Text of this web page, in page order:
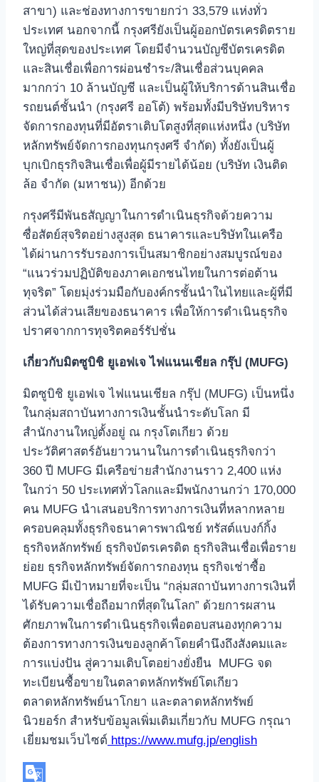
สาขา) และช่องทางการขายกว่า 33,579 แห่งทั่ว
ประเทศ นอกจากนี้ กรุงศรียังเป็นผู้ออกบัตรเครดิตราย
ใหญ่ที่สุดของประเทศ โดยมีจำนวนบัญชีบัตรเครดิต
และสินเชื่อเพื่อการผ่อนชำระ/สินเชื่อส่วนบุคคล
มากกว่า 10 ล้านบัญชี และเป็นผู้ให้บริการด้านสินเชื่อ
รถยนต์ชั้นนำ (กรุงศรี ออโต้) พร้อมทั้งมีบริษัทบริหาร
จัดการกองทุนที่มีอัตราเติบโตสูงที่สุดแห่งหนึ่ง (บริษัท
หลักทรัพย์จัดการกองทุนกรุงศรี จำกัด) ทั้งยังเป็นผู้
บุกเบิกธุรกิจสินเชื่อเพื่อผู้มีรายได้น้อย (บริษัท เงินติด
ล้อ จำกัด (มหาชน)) อีกด้วย
กรุงศรีมีพันธสัญญาในการดำเนินธุรกิจด้วยความ
ซื่อสัตย์สุจริตอย่างสูงสุด ธนาคารและบริษัทในเครือ
ได้ผ่านการรับรองการเป็นสมาชิกอย่างสมบูรณ์ของ
“แนวร่วมปฏิบัติของภาคเอกชนไทยในการต่อต้าน
ทุจริต” โดยมุ่งร่วมมือกับองค์กรชั้นนำในไทยและผู้ที่มี
ส่วนได้ส่วนเสียของธนาคาร เพื่อให้การดำเนินธุรกิจ
ปราศจากการทุจริตคอร์รัปชั่น
เกี่ยวกับมิตซูบิชิ ยูเอฟเจ ไฟแนนเชียล กรุ๊ป (MUFG)
มิตซูบิชิ ยูเอฟเจ ไฟแนนเชียล กรุ๊ป (MUFG) เป็นหนึ่ง
ในกลุ่มสถาบันทางการเงินชั้นนำระดับโลก มี
สำนักงานใหญ่ตั้งอยู่ ณ กรุงโตเกียว ด้วย
ประวัติศาสตร์อันยาวนานในการดำเนินธุรกิจกว่า
360 ปี MUFG มีเครือข่ายสำนักงานราว 2,400 แห่ง
ในกว่า 50 ประเทศทั่วโลกและมีพนักงานกว่า 170,000
คน MUFG นำเสนอบริการทางการเงินที่หลากหลาย
ครอบคลุมทั้งธุรกิจธนาคารพาณิชย์ ทรัสต์แบงก์กิ้ง
ธุรกิจหลักทรัพย์ ธุรกิจบัตรเครดิต ธุรกิจสินเชื่อเพื่อราย
ย่อย ธุรกิจหลักทรัพย์จัดการกองทุน ธุรกิจเช่าซื้อ
MUFG มีเป้าหมายที่จะเป็น “กลุ่มสถาบันทางการเงินที่
ได้รับความเชื่อถือมากที่สุดในโลก” ด้วยการผสาน
ศักยภาพในการดำเนินธุรกิจเพื่อตอบสนองทุกความ
ต้องการทางการเงินของลูกค้าโดยคำนึงถึงสังคมและ
การแบ่งปัน สู่ความเติบโตอย่างยั่งยืน MUFG จด
ทะเบียนซื้อขายในตลาดหลักทรัพย์โตเกียว
ตลาดหลักทรัพย์นาโกยา และตลาดหลักทรัพย์
นิวยอร์ก สำหรับข้อมูลเพิ่มเติมเกี่ยวกับ MUFG กรุณา
เยี่ยมชมเว็บไซต์ https://www.mufg.jp/english